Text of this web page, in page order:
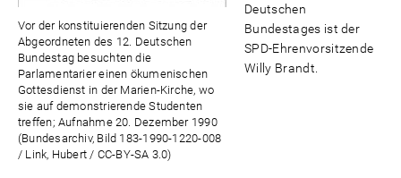
Vor der konstituierenden Sitzung der
Abgeordneten des 12. Deutschen
Bundestag besuchten die
Parlamentarier einen ökumenischen
Gottesdienst in der Marien-Kirche, wo
sie auf demonstrierende Studenten
treffen; Aufnahme 20. Dezember 1990
(Bundesarchiv, Bild 183-1990-1220-008
/ Link, Hubert / CC-BY-SA 3.0)
Deutschen
Bundestages ist der
SPD-Ehrenvorsitzende
Willy Brandt.